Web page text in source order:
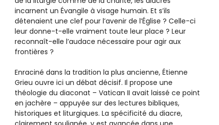
incarnent un Évangile à visage humain. Et s’ils
détenaient une clef pour l’avenir de l’Église ? Celle-ci
leur donne-t-elle vraiment toute leur place ? Leur
reconnaît-elle l’audace nécessaire pour agir aux
frontières ?
Enraciné dans la tradition la plus ancienne, Étienne
Grieu ouvre ici un débat décisif. Il propose une
théologie du diaconat – Vatican II avait laissé ce point
en jachère – appuyée sur des lectures bibliques,
historiques et liturgiques. La spécificité du diacre,